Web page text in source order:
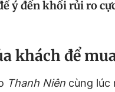
ý đến khối rủi ro
khách để
Thanh Niên cùng lúc